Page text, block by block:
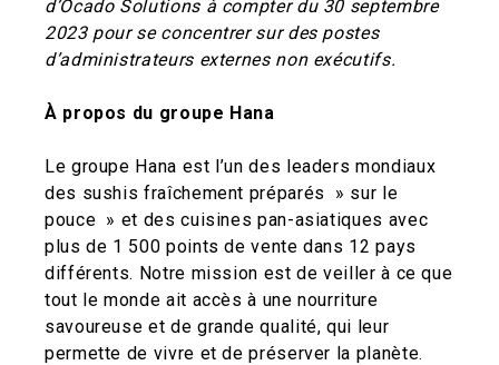
d’Ocado Solutions à compter du 30 septembre
2023 pour se concentrer sur des postes
d’administrateurs externes non exécutifs.
À propos du groupe Hana
Le groupe Hana est l’un des leaders mondiaux
des sushis fraîchement préparés » sur le
pouce » et des cuisines pan-asiatiques avec
plus de 1 500 points de vente dans 12 pays
différents. Notre mission est de veiller à ce que
tout le monde ait accès à une nourriture
savoureuse et de grande qualité, qui leur
permette de vivre et de préserver la planète.